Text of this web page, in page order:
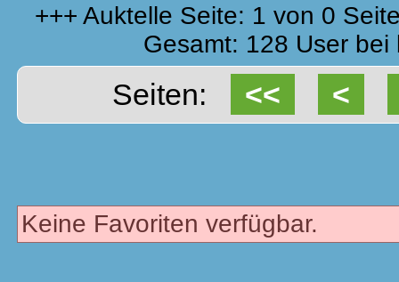
+++ Auktelle Seite: 1 von 0
Gesamt: 128 User
Seiten: << <
Keine Favoriten verfügbar.